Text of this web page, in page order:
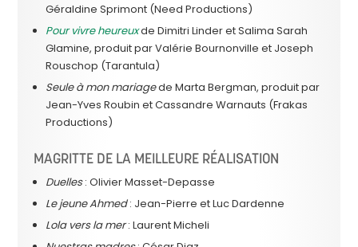
Géraldine Sprimont (Need Productions)
Pour vivre heureuxde Dimitri Linder et Salima Sarah
Glamine, produit par Valérie Bournonville et Joseph
Rouschop (Tarantula)
Seule à mon mariagede Marta Bergman, produit par
Jean-Yves Roubin et Cassandre Warnauts (Frakas
Productions)
MAGRITTE DE LA MEILLEURE RÉALISATION
Duelles: Olivier Masset-Depasse
Le jeune Ahmed: Jean-Pierre et Luc Dardenne
Lola vers la mer: Laurent Micheli